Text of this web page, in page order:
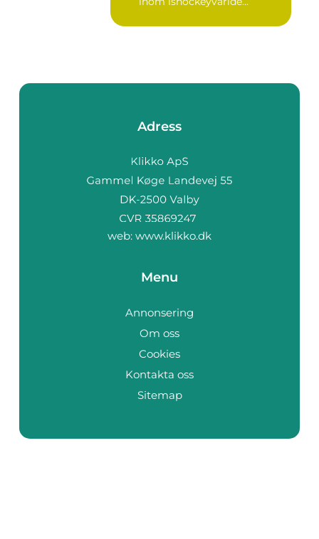
Adress
web: www.klikko.dk
Menu
Annonsering
Om oss
Cookies
Kontakta oss
Sitemap